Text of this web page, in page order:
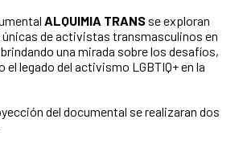
ALQUIMIA TRANS se exploran
de activistas transmasculinos en
una mirada sobre los desafíos,
legado del activismo LGBTIQ+ en la
del documental se realizaran dos